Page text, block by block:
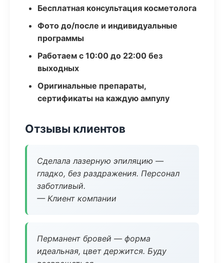
Бесплатная консультация косметолога
Фото до/после и индивидуальные
программы
Работаем с 10:00 до 22:00 без
выходных
Оригинальные препараты,
сертификаты на каждую ампулу
Отзывы клиентов
Сделала лазерную эпиляцию —
гладко, без раздражения. Персонал
заботливый.
— Клиент компании
Перманент бровей — форма
идеальная, цвет держится. Буду